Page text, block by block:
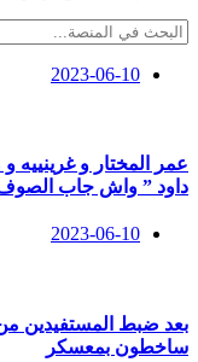
2023-06-10
عمر المختار و غرينييه
داود ” واش جاب
2023-06-10
بعد ضبط المستفيدين
ساخطون بمعسكر